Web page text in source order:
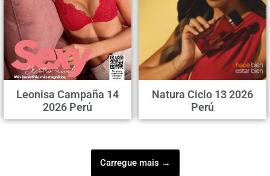
Leonisa Campaña 14
2026 Perú
Natura Ciclo 13 2026
Perú
Carregue mais →